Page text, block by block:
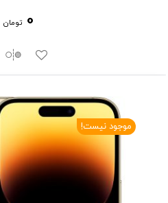
0 تومان
موجود نیست!